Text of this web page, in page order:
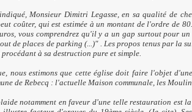
Monsieur Dimitri Legasse, en sa qualité de
coûter, qui est estimée à un montant de l'ordre de
vous comprendrez qu'il y a un gap surtout pour
de places de parking (...)" . Les propos tenus par la
à sa destruction pure et simple.
nous estimons que cette église doit faire l'objet
de Rebecq : l'actuelle Maison communale, les
notamment en faveur d'une telle restauration est